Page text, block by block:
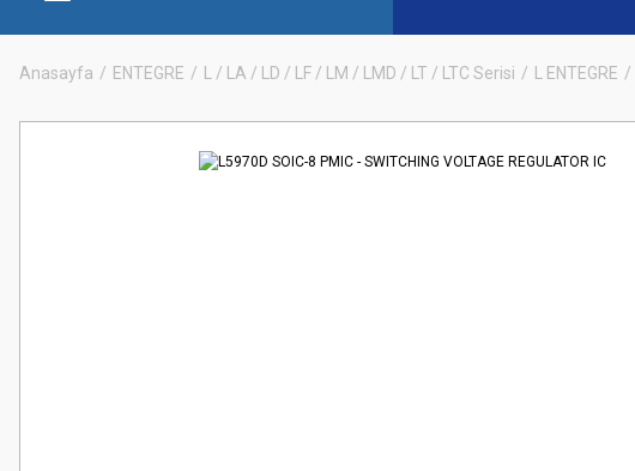
Anasayfa ENTEGRE L / LA / LD / LF / LM / LMD / LT / LTC Serisi L ENTEGRE